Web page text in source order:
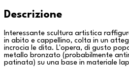
Descrizione
Interessante scultura artistica
in abito e cappellino, colta in un
incrocia le dita. L'opera, di gusto
metallo bronzato (probabilmente
patinata) su una base in materiale